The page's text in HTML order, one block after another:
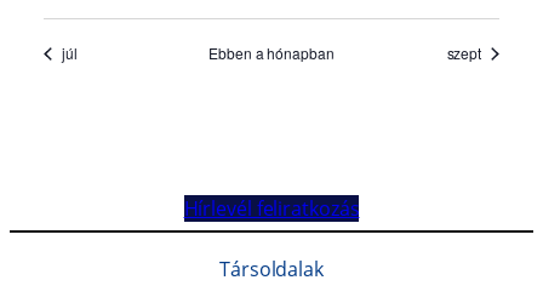
Hírlevél feliratkozás
Társoldalak